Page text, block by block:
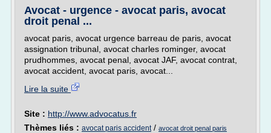
Avocat - urgence - avocat paris, avocat
droit penal ...
avocat paris, avocat urgence barreau de paris, avocat
assignation tribunal, avocat charles rominger, avocat
prudhommes, avocat penal, avocat JAF, avocat contrat,
avocat accident, avocat paris, avocat...
Lire la suite
Site : http://www.advocatus.fr
Thèmes liés : avocat paris accident/ avocat droit penal paris